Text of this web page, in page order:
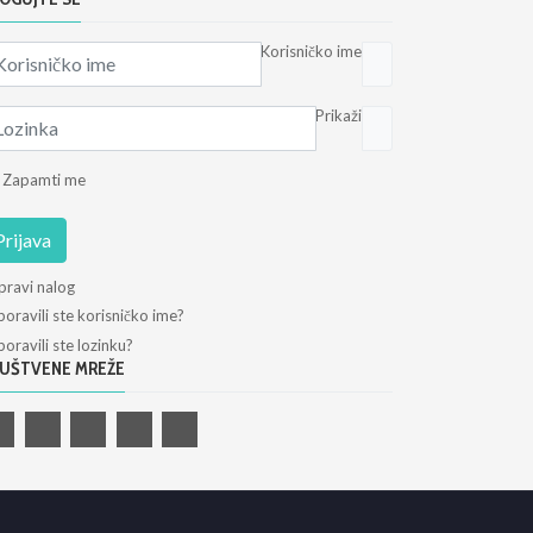
Korisničko ime
Prikaži
Zapamti me
nalog
ste korisničko ime?
ste lozinku?
MREŽE